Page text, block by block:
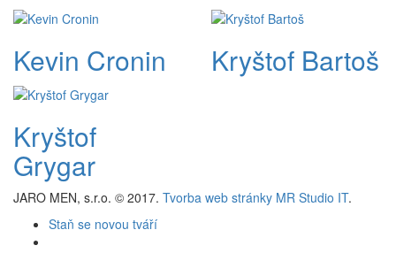
Kevin Cronin
Kryštof Bartoš
Kryštof
Grygar
JARO MEN, s.r.o. © 2017. Tvorba web stránky MR Studio IT.
Staň se novou tváří